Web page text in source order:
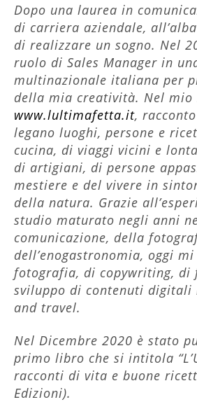
Dopo una laurea in
di carriera aziendale,
di realizzare un sogno. Nel
ruolo di Sales Manager in
multinazionale italiana per
della mia creatività. Nel mio
www.lultimafetta.it,
legano luoghi, persone e
cucina, di viaggi vicini e
di artigiani, di persone
mestiere e del vivere in
della natura. Grazie
studio maturato negli anni
comunicazione, della
dell’enogastronomia, oggi
fotografia, di copywriting, di
sviluppo di contenuti
and travel.
Nel Dicembre 2020 è stato
primo libro che si intitola
racconti di vita e buone
Edizioni).